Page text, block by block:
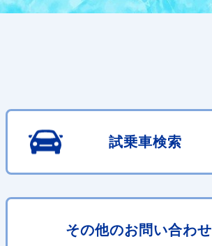
試乗車検索
その他のお問い合わせ